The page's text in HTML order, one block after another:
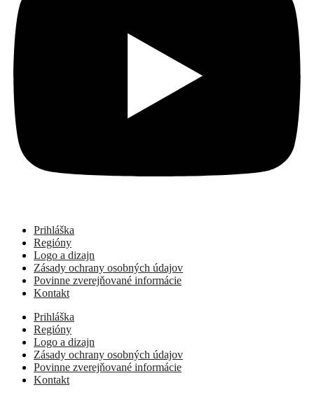
Prihláška
Regióny
Logo a dizajn
Zásady ochrany osobných údajov
Povinne zverejňované informácie
Kontakt
Prihláška
Regióny
Logo a dizajn
Zásady ochrany osobných údajov
Povinne zverejňované informácie
Kontakt